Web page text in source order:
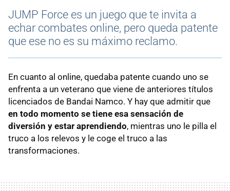
JUMP Force es un juego que te invita a
echar combates online, pero queda patente
que ese no es su máximo reclamo.
En cuanto al online, quedaba patente cuando uno se
enfrenta a un veterano que viene de anteriores títulos
licenciados de Bandai Namco. Y hay que admitir que
en todo momento se tiene esa sensación de
diversión y estar aprendiendo, mientras uno le pilla el
truco a los relevos y le coge el truco a las
transformaciones.